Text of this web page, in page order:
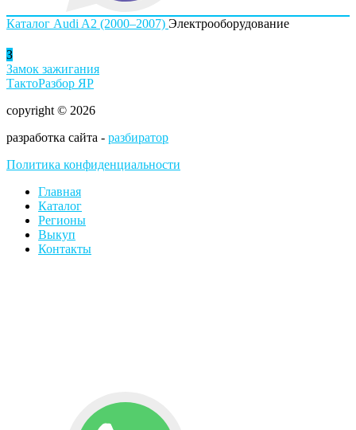
Каталог Audi A2 (2000–2007) Электрооборудование
З
Замок зажигания
ТактоРазбор ЯР
copyright © 2026
разработка сайта - разбиратор
Политика конфиденциальности
Главная
Каталог
Регионы
Выкуп
Контакты